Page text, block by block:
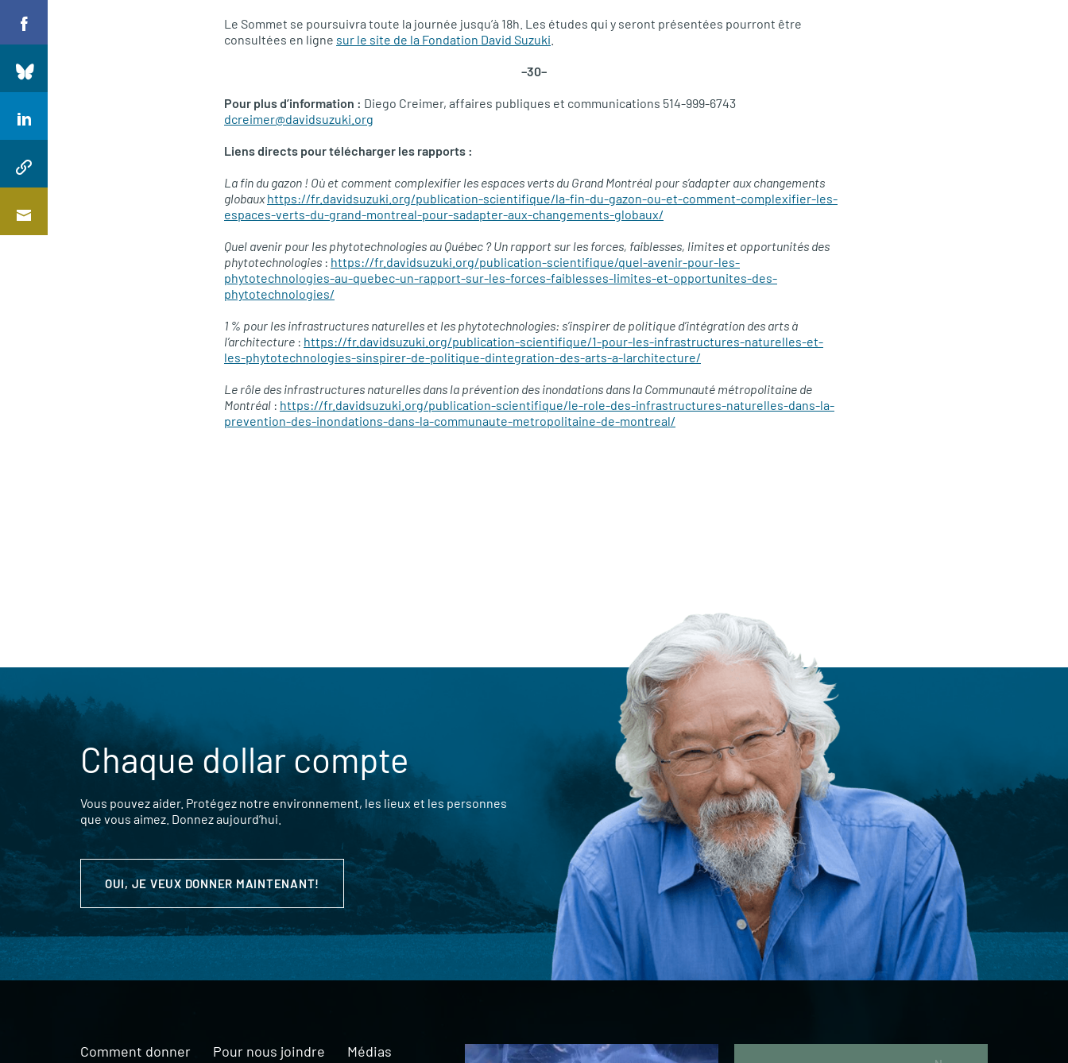
Le Sommet se poursuivra toute la journée jusqu’à 18h. Les études qui y seront présentées pourront être
consultées en ligne sur le site de la Fondation David Suzuki
–30–
Pour plus d’information : Diego Creimer, affaires publiques et communications 514-999-6743
dcreimer@davidsuzuki.org
Liens directs pour télécharger les rapports :
La fin du gazon ! Où et comment complexifier les espaces verts du Grand Montréal pour s’adapter aux changements
globaux https://fr.davidsuzuki.org/publication-scientifique/la-fin-du-gazon-ou-et-comment-complexifier-les-
espaces-verts-du-grand-montreal-pour-sadapter-aux-changements-globaux/
Quel avenir pour les phytotechnologies au Québec ? Un rapport sur les forces, faiblesses, limites et opportunités des
phytotechnologies : https://fr.davidsuzuki.org/publication-scientifique/quel-avenir-pour-les-
phytotechnologies-au-quebec-un-rapport-sur-les-forces-faiblesses-limites-et-opportunites-des-
phytotechnologies/
1 % pour les infrastructures naturelles et les phytotechnologies: s’inspirer de politique d’intégration des arts à
l’architecture : https://fr.davidsuzuki.org/publication-scientifique/1-pour-les-infrastructures-naturelles-et-
les-phytotechnologies-sinspirer-de-politique-dintegration-des-arts-a-larchitecture/
Le rôle des infrastructures naturelles dans la prévention des inondations dans la Communauté métropolitaine de
Montréal : https://fr.davidsuzuki.org/publication-scientifique/le-role-des-infrastructures-naturelles-dans-la-
prevention-des-inondations-dans-la-communaute-metropolitaine-de-montreal/
Chaque dollar compte
Vous pouvez aider. Protégez notre environnement, les lieux et les personnes
que vous aimez. Donnez aujourd’hui.
OUI, JE VEUX DONNER MAINTENANT!
Comment donner Pour nous joindre Médias